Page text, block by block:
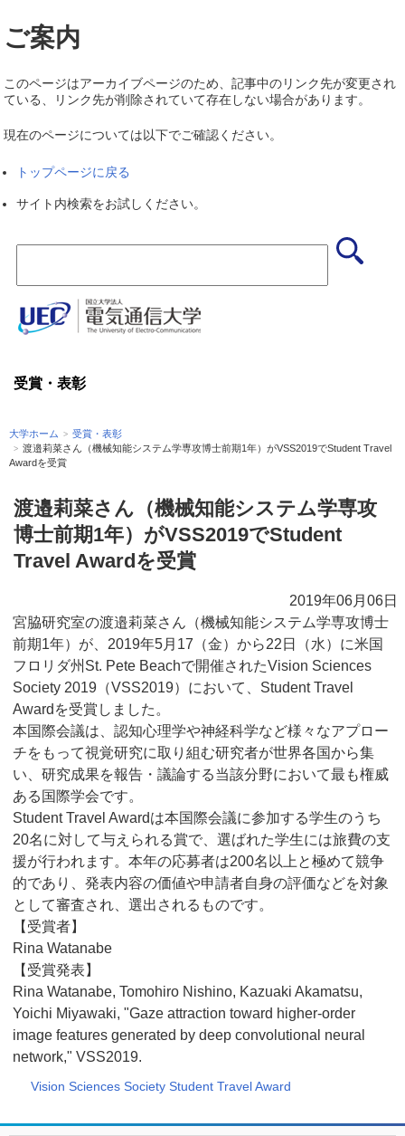
ご案内
このページはアーカイブページのため、記事中のリンク先が変更され
ている、リンク先が削除されていて存在しない場合があります。
現在のページについては以下でご確認ください。
トップページに戻る
サイト内検索をお試しください。
大学ホーム
受賞・表彰
渡邉莉菜さん（機械知能システム学専攻博士前期1年）がVSS2019でStudent Travel
Awardを受賞
受賞・表彰
渡邉莉菜さん（機械知能システム学専攻
博士前期1年）がVSS2019でStudent
Travel Awardを受賞
2019年06月06日
宮脇研究室の渡邉莉菜さん（機械知能システム学専攻博士
前期1年）が、2019年5月17（金）から22日（水）に米国
フロリダ州St. Pete Beachで開催されたVision Sciences
Society 2019（VSS2019）において、Student Travel
Awardを受賞しました。
本国際会議は、認知心理学や神経科学など様々なアプロー
チをもって視覚研究に取り組む研究者が世界各国から集
い、研究成果を報告・議論する当該分野において最も権威
ある国際学会です。
Student Travel Awardは本国際会議に参加する学生のうち
20名に対して与えられる賞で、選ばれた学生には旅費の支
援が行われます。本年の応募者は200名以上と極めて競争
的であり、発表内容の価値や申請者自身の評価などを対象
として審査され、選出されるものです。
【受賞者】
Rina Watanabe
【受賞発表】
Rina Watanabe, Tomohiro Nishino, Kazuaki Akamatsu,
Yoichi Miyawaki, "Gaze attraction toward higher-order
image features generated by deep convolutional neural
network," VSS2019.
Vision Sciences Society Student Travel Award